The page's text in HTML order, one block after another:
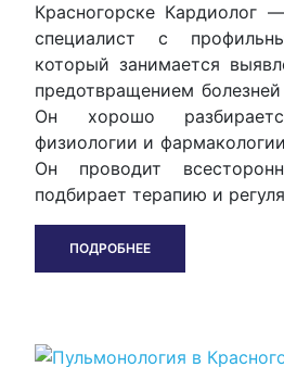
Красногорске Кардиолог
специалист с
который занимается
предотвращением
Он хорошо
физиологии и
Он проводит
подбирает терапию и
ПОДРОБНЕЕ